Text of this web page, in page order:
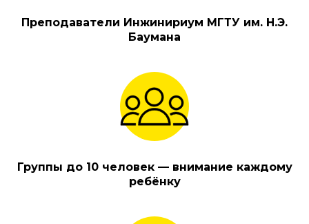
Преподаватели Инжинириум МГТУ им. Н.Э.
Баумана
Группы до 10 человек — внимание каждому
ребёнку